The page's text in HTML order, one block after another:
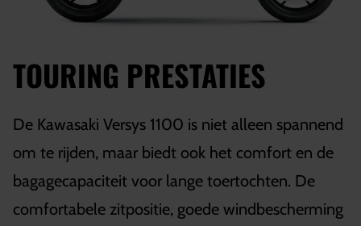
TOURING PRESTATIES
De Kawasaki Versys 1100 is niet alleen spannend
om te rijden, maar biedt ook het comfort en de
bagagecapaciteit voor lange toertochten. De
comfortabele zitpositie, goede windbescherming